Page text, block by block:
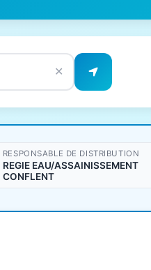
✕
RESPONSABLE DE DISTRIBUTION
REGIE EAU/ASSAINISSEMENT
CONFLENT